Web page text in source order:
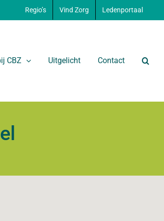
Regio’s Vind Zorg Ledenportaal
CBZ Uitgelicht Contact